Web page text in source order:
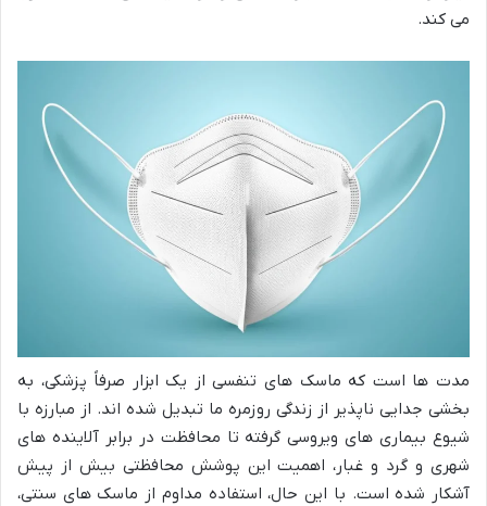
می کند.
مدت ها است که ماسک های تنفسی از یک ابزار صرفاً پزشکی، به
بخشی جدایی ناپذیر از زندگی روزمره ما تبدیل شده اند. از مبارزه با
شیوع بیماری های ویروسی گرفته تا محافظت در برابر آلاینده های
شهری و گرد و غبار، اهمیت این پوشش محافظتی بیش از پیش
آشکار شده است. با این حال، استفاده مداوم از ماسک های سنتی،